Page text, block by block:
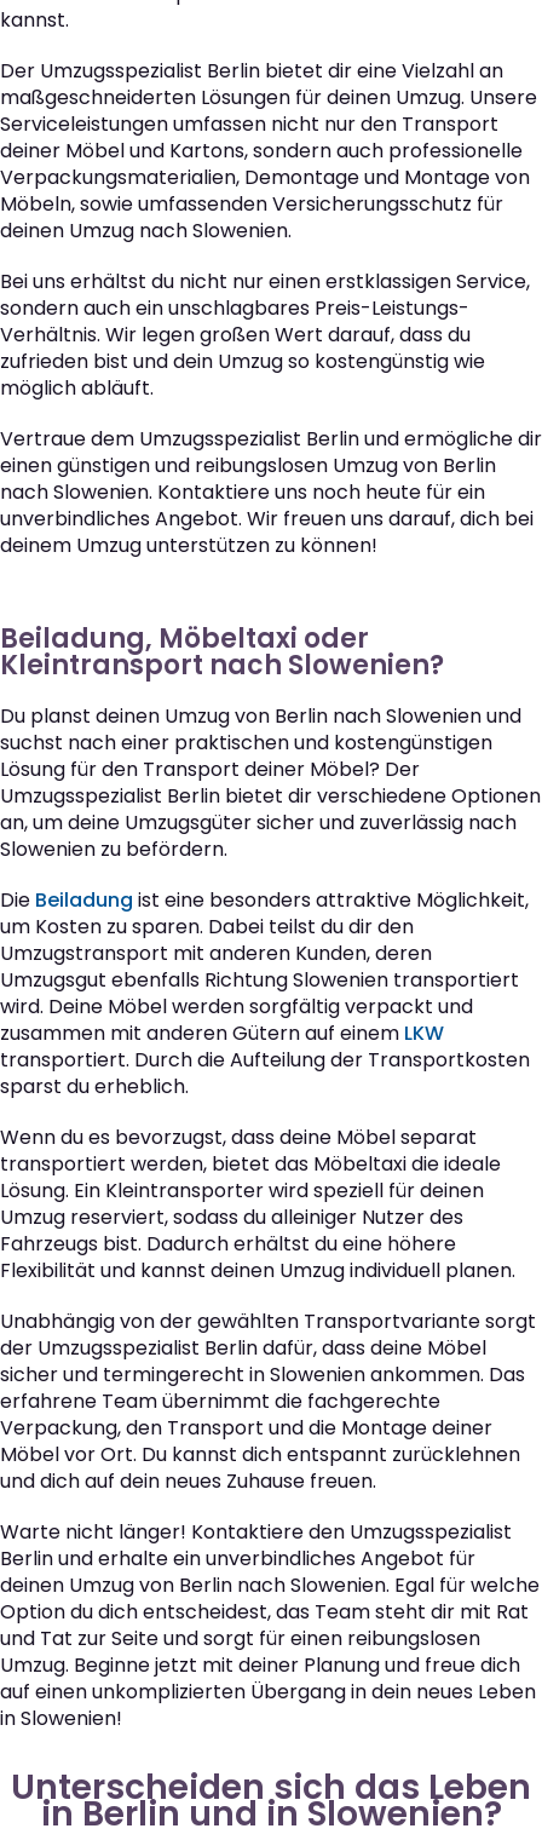
kannst.
Der Umzugsspezialist Berlin bietet dir eine Vielzahl an
maßgeschneiderten Lösungen für deinen Umzug. Unsere
Serviceleistungen umfassen nicht nur den Transport
deiner Möbel und Kartons, sondern auch professionelle
Verpackungsmaterialien, Demontage und Montage von
Möbeln, sowie umfassenden Versicherungsschutz für
deinen Umzug nach Slowenien.
Bei uns erhältst du nicht nur einen erstklassigen Service,
sondern auch ein unschlagbares Preis-Leistungs-
Verhältnis. Wir legen großen Wert darauf, dass du
zufrieden bist und dein Umzug so kostengünstig wie
möglich abläuft.
Vertraue dem Umzugsspezialist Berlin und ermögliche dir
einen günstigen und reibungslosen Umzug von Berlin
nach Slowenien. Kontaktiere uns noch heute für ein
unverbindliches Angebot. Wir freuen uns darauf, dich bei
deinem Umzug unterstützen zu können!
Beiladung, Möbeltaxi oder
Kleintransport nach Slowenien?
Du planst deinen Umzug von Berlin nach Slowenien und
suchst nach einer praktischen und kostengünstigen
Lösung für den Transport deiner Möbel? Der
Umzugsspezialist Berlin bietet dir verschiedene Optionen
an, um deine Umzugsgüter sicher und zuverlässig nach
Slowenien zu befördern.
Die Beiladung ist eine besonders attraktive Möglichkeit,
um Kosten zu sparen. Dabei teilst du dir den
Umzugstransport mit anderen Kunden, deren
Umzugsgut ebenfalls Richtung Slowenien transportiert
wird. Deine Möbel werden sorgfältig verpackt und
zusammen mit anderen Gütern auf einem LKW
transportiert. Durch die Aufteilung der Transportkosten
sparst du erheblich.
Wenn du es bevorzugst, dass deine Möbel separat
transportiert werden, bietet das Möbeltaxi die ideale
Lösung. Ein Kleintransporter wird speziell für deinen
Umzug reserviert, sodass du alleiniger Nutzer des
Fahrzeugs bist. Dadurch erhältst du eine höhere
Flexibilität und kannst deinen Umzug individuell planen.
Unabhängig von der gewählten Transportvariante sorgt
der Umzugsspezialist Berlin dafür, dass deine Möbel
sicher und termingerecht in Slowenien ankommen. Das
erfahrene Team übernimmt die fachgerechte
Verpackung, den Transport und die Montage deiner
Möbel vor Ort. Du kannst dich entspannt zurücklehnen
und dich auf dein neues Zuhause freuen.
Warte nicht länger! Kontaktiere den Umzugsspezialist
Berlin und erhalte ein unverbindliches Angebot für
deinen Umzug von Berlin nach Slowenien. Egal für welche
Option du dich entscheidest, das Team steht dir mit Rat
und Tat zur Seite und sorgt für einen reibungslosen
Umzug. Beginne jetzt mit deiner Planung und freue dich
auf einen unkomplizierten Übergang in dein neues Leben
in Slowenien!
Unterscheiden sich das Leben
in Berlin und in Slowenien?